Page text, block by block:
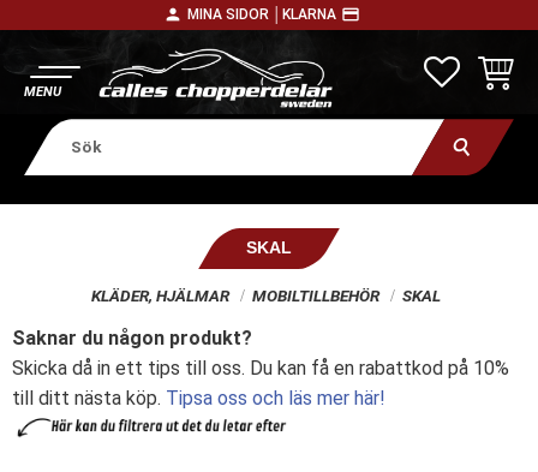
person MINA SIDOR │ KLARNA payment
SKAL
KLÄDER, HJÄLMAR MOBILTILLBEHÖR SKAL
Saknar du någon produkt?
Skicka då in ett tips till oss. Du kan få en rabattkod på 10%
till ditt nästa köp. Tipsa oss och läs mer här!